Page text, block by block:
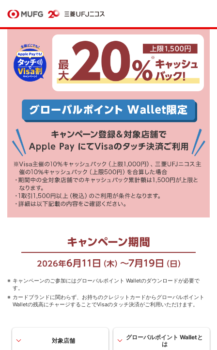
キャンペーンのご参加にはグローバルポイント Walletのダウンロードが必要で
す。
カードブランドに関わらず、お持ちのクレジットカードからグローバルポイント
Walletの残高にチャージすることでVisaのタッチ決済がご利用いただけます。
対象店舗
グローバルポイント Walletと
は